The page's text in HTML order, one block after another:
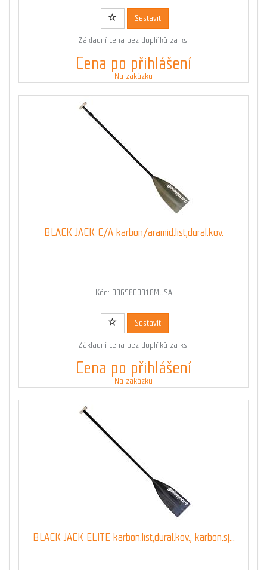
Sestavit
Základní cena bez doplňků za ks:
Cena po přihlášení
Na zakázku
BLACK JACK C/A karbon/aramid.list,dural.kov.
Kód: 0069800918MUSA
Sestavit
Základní cena bez doplňků za ks:
Cena po přihlášení
Na zakázku
BLACK JACK ELITE karbon.list,dural.kov., karbon.sj...